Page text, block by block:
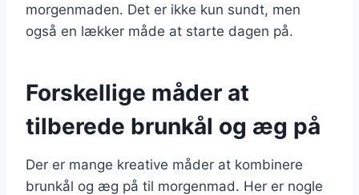
morgenmaden. Det er ikke kun sundt, men
også en lækker måde at starte dagen på.
Forskellige måder at
tilberede brunkål og æg på
Der er mange kreative måder at kombinere
brunkål og æg på til morgenmad. Her er nogle